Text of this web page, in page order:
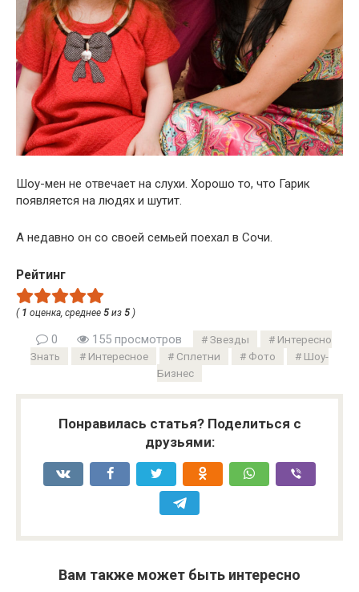
Шоу-мен не отвечает на слухи. Хорошо то, что Гарик
появляется на людях и шутит.
А недавно он со своей семьей поехал в Сочи.
Рейтинг
( 1 оценка, среднее 5 из 5 )
0 155 просмотров Звезды
Интересно
Знать
Интересное Сплетни Фото
Шоу-
Бизнес
Понравилась статья? Поделиться с
друзьями:
Вам также может быть интересно